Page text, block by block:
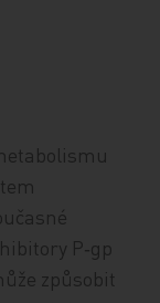
P‑gp
způsobit